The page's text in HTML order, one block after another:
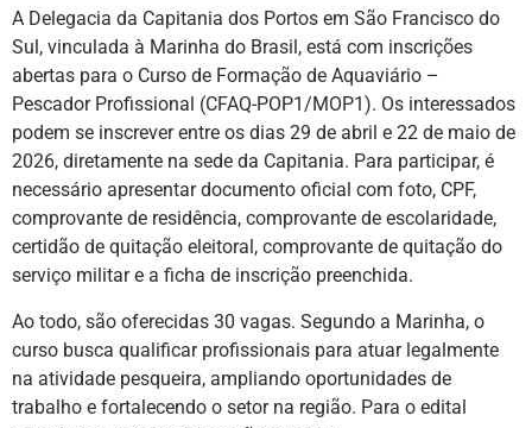
A Delegacia da Capitania dos Portos em São Francisco do
Sul, vinculada à Marinha do Brasil, está com inscrições
abertas para o Curso de Formação de Aquaviário –
Pescador Profissional (CFAQ-POP1/MOP1). Os interessados
podem se inscrever entre os dias 29 de abril e 22 de maio de
2026, diretamente na sede da Capitania. Para participar, é
necessário apresentar documento oficial com foto, CPF,
comprovante de residência, comprovante de escolaridade,
certidão de quitação eleitoral, comprovante de quitação do
serviço militar e a ficha de inscrição preenchida.
Ao todo, são oferecidas 30 vagas. Segundo a Marinha, o
curso busca qualificar profissionais para atuar legalmente
na atividade pesqueira, ampliando oportunidades de
trabalho e fortalecendo o setor na região. Para o edital